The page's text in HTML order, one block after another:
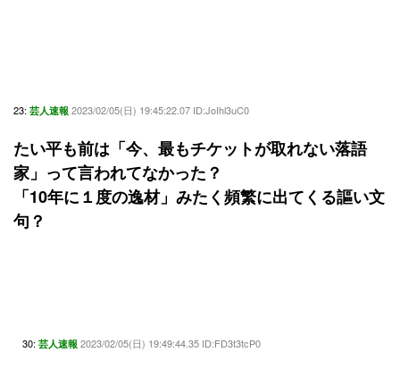
23: 芸人速報 2023/02/05(日) 19:45:22.07 ID:JoIhl3uC0
たい平も前は「今、最もチケットが取れない落語
家」って言われてなかった？
「10年に１度の逸材」みたく頻繁に出てくる謳い文
句？
30: 芸人速報 2023/02/05(日) 19:49:44.35 ID:FD3t3tcP0